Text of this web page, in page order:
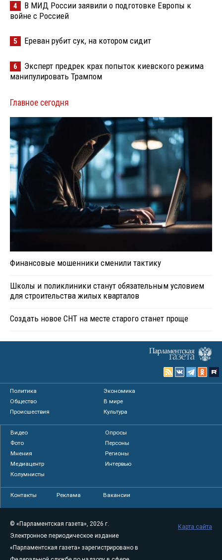
4
В МИД России заявили о подготовке Европы к
войне с Россией
5 Ереван рубит сук, на котором сидит
6
Эксперт предрек крах попыток киевского режима
манипулировать Трампом
Главное сегодня
Финансовые мошенники сменили тактику
Школы и поликлиники станут обязательным условием
для строительства жилых кварталов
Создать новое СНТ на месте старого станет проще
Политика
Экономика
Общество
В мире
Происшествия
Культура
Видео
Опросы
Фото
Персоны
Мнения
Регионы
Медиацентр
Интервью
Колумнисты
Контакты Реклама Вакансии
© «Парламентская газета», 2026 г.
Электронное периодическое издание
«Парламентская газета» зарегистрировано в
Карта сайта